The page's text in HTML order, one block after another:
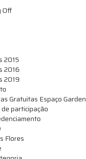
Off
2015
2016
2019
Gratuitas Espaço Garden
participação
Flores